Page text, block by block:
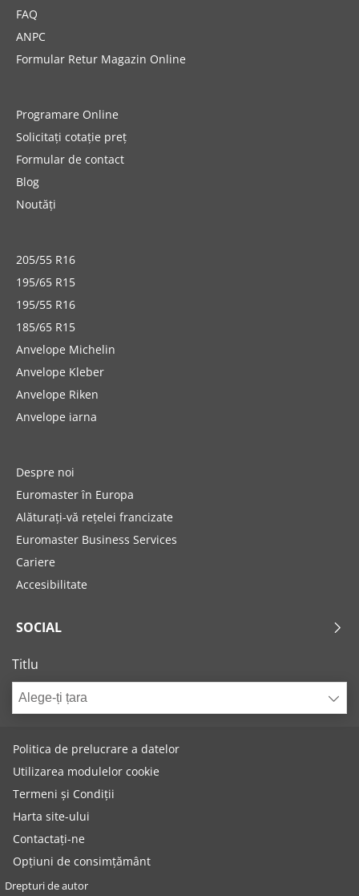
FAQ
ANPC
Formular Retur Magazin Online
Programare Online
Solicitați cotație preț
Formular de contact
Blog
Noutăți
205/55 R16
195/65 R15
195/55 R16
185/65 R15
Anvelope Michelin
Anvelope Kleber
Anvelope Riken
Anvelope iarna
Despre noi
Euromaster în Europa
Alăturați-vă rețelei francizate
Euromaster Business Services
Cariere
Accesibilitate
SOCIAL
Titlu
Alege-ți țara
Politica de prelucrare a datelor
Utilizarea modulelor cookie
Termeni și Condiții
Harta site-ului
Contactați-ne
Opțiuni de consimțământ
Drepturi de autor